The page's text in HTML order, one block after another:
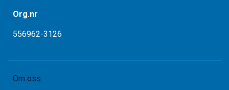
Org.nr
556962-3126
Om oss